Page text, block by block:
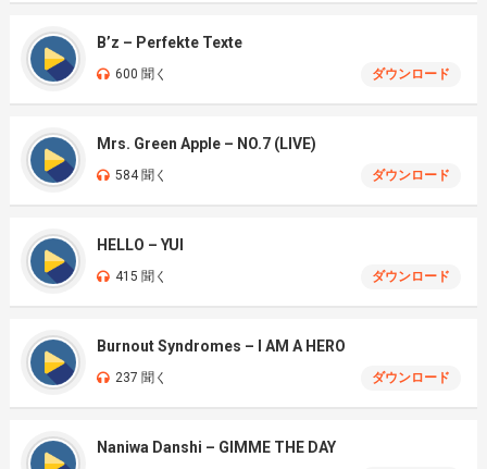
B’z – Perfekte Texte
600 聞く ダウンロード
Mrs. Green Apple – NO.7 (LIVE)
584 聞く ダウンロード
HELLO – YUI
415 聞く ダウンロード
Burnout Syndromes – I AM A HERO
237 聞く ダウンロード
Naniwa Danshi – GIMME THE DAY